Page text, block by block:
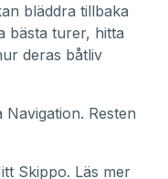
bläddra tillbaka
bästa turer, hitta
deras båtliv
Resten
Skippo. Läs mer